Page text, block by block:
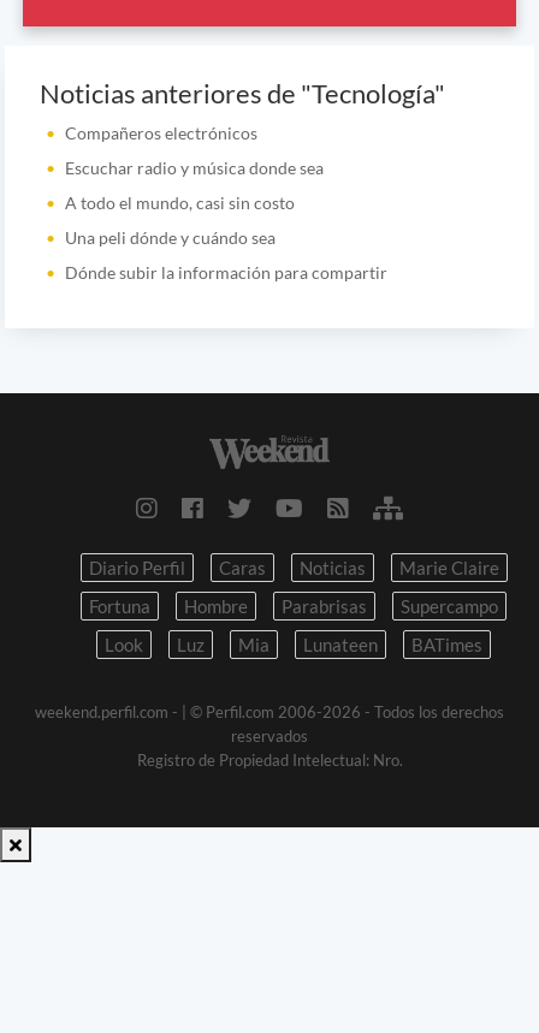
Noticias anteriores de "Tecnología"
Compañeros electrónicos
Escuchar radio y música donde sea
A todo el mundo, casi sin costo
Una peli dónde y cuándo sea
Dónde subir la información para compartir
Diario Perfil Caras Noticias
Marie Claire
Fortuna
Hombre Parabrisas
Supercampo
Look
Luz Mia Lunateen BATimes
weekend.perfil.com -
| © Perfil.com 2006-2026 - Todos los derechos
reservados
Registro de Propiedad Intelectual: Nro.